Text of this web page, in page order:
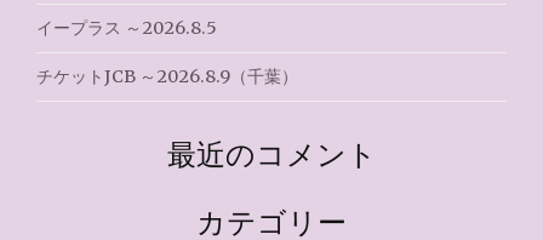
イープラス ～2026.8.5
チケットJCB ～2026.8.9（千葉）
最近のコメント
カテゴリー